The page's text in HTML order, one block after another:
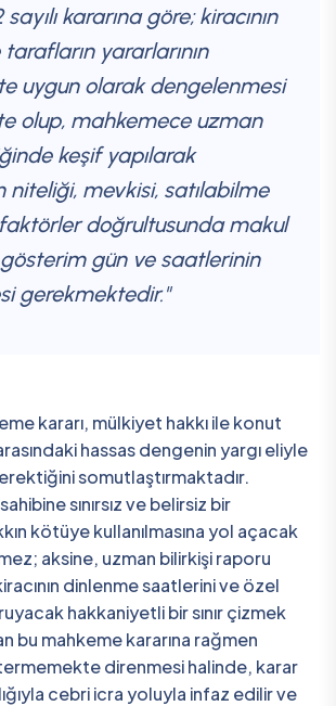
kararına göre; kiracının
tarafların yararlarının
uygun olarak dengelenmesi
olup, mahkemece uzman
keşif yapılarak
niteliği, mevkisi, satılabilme
doğrultusunda makul
gün ve saatlerinin
gerekmektedir."
kararı, mülkiyet hakkı ile konut
hassas dengenin yargı eliyle
somutlaştırmaktadır.
sınırsız ve belirsiz bir
kötüye kullanılmasına yol açacak
aksine, uzman bilirkişi raporu
dinlenme saatlerini ve özel
hakkaniyetli bir sınır çizmek
bu mahkeme kararına rağmen
direnmesi halinde, karar
cebri icra yoluyla infaz edilir ve